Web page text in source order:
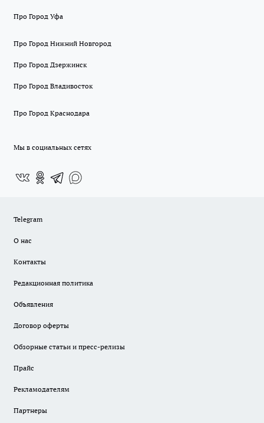
Про Город Уфа
Про Город Нижний Новгород
Про Город Дзержинск
Про Город Владивосток
Про Город Краснодара
Мы в социальных сетях
Telegram
О нас
Контакты
Редакционная политика
Объявления
Договор оферты
Обзорные статьи и пресс-релизы
Прайс
Рекламодателям
Партнеры